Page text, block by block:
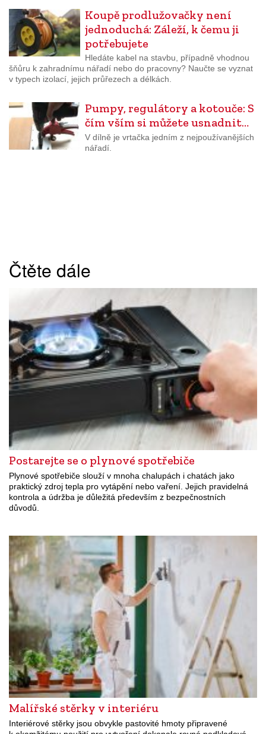
Koupě prodlužovačky není
jednoduchá: Záleží, k čemu ji
potřebujete
Hledáte kabel na stavbu, případně vhodnou
šňůru k zahradnímu nářadí nebo do pracovny? Naučte se vyznat
v typech izolací, jejich průřezech a délkách.
Pumpy, regulátory a kotouče: S
čím vším si můžete usnadnit…
V dílně je vrtačka jedním z nejpoužívanějších
nářadí.
Čtěte dále
Postarejte se o plynové spotřebiče
Plynové spotřebiče slouží v mnoha chalupách i chatách jako
praktický zdroj tepla pro vytápění nebo vaření. Jejich pravidelná
kontrola a údržba je důležitá především z bezpečnostních
důvodů.
Malířské stěrky v interiéru
Interiérové stěrky jsou obvykle pastovité hmoty připravené